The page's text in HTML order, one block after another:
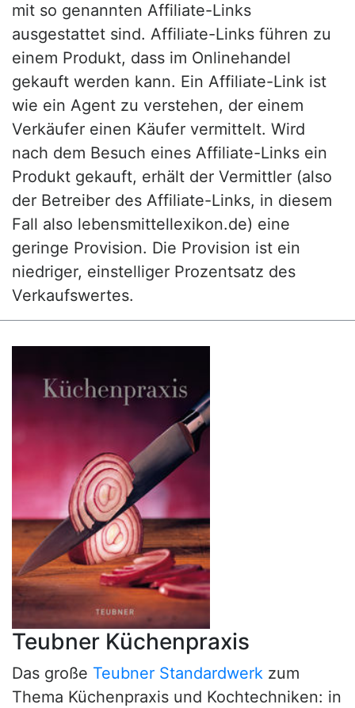
mit so genannten Affiliate-Links
ausgestattet sind. Affiliate-Links führen zu
einem Produkt, dass im Onlinehandel
gekauft werden kann. Ein Affiliate-Link ist
wie ein Agent zu verstehen, der einem
Verkäufer einen Käufer vermittelt. Wird
nach dem Besuch eines Affiliate-Links ein
Produkt gekauft, erhält der Vermittler (also
der Betreiber des Affiliate-Links, in diesem
Fall also lebensmittellexikon.de) eine
geringe Provision. Die Provision ist ein
niedriger, einstelliger Prozentsatz des
Verkaufswertes.
Teubner Küchenpraxis
Das große Teubner Standardwerk zum
Thema Küchenpraxis und Kochtechniken: in